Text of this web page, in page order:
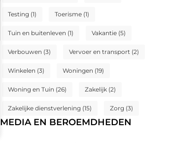
Testing (1) Toerisme (1)
Tuin en buitenleven (1) Vakantie (5)
Verbouwen (3) Vervoer en transport (2)
Winkelen (3) Woningen (19)
Woning en Tuin (26) Zakelijk (2)
Zakelijke dienstverlening (15) Zorg (3)
MEDIA EN BEROEMDHEDEN